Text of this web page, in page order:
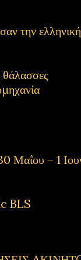
την
Μαΐου – 1
BLS